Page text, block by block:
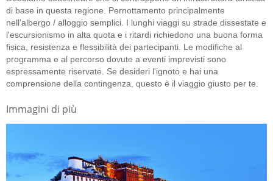
di base in questa regione. Pernottamento principalmente
nell'albergo / alloggio semplici. I lunghi viaggi su strade dissestate e
l'escursionismo in alta quota e i ritardi richiedono una buona forma
fisica, resistenza e flessibilità dei partecipanti. Le modifiche al
programma e al percorso dovute a eventi imprevisti sono
espressamente riservate. Se desideri l'ignoto e hai una
comprensione della contingenza, questo è il viaggio giusto per te.
Immagini di più